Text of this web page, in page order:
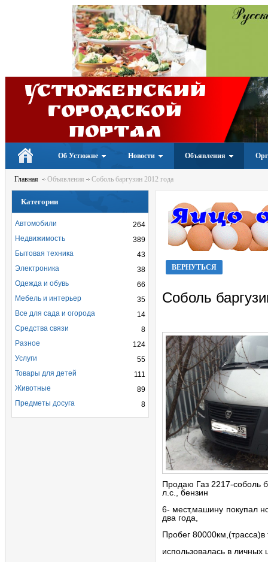
Устюженский
Городской
портал
Об Устюжне Новости Объявления
Главная Объявления Соболь баргузин 2012 года
ВЕРНУТЬСЯ
Соболь
Продаю Газ 2217-соболь
л.с., бензин
6- мест,машину покупал
два года,
Пробег
использовалась в личных
Категории
264
Автомобили
389
Недвижимость
43
Бытовая техника
38
Электроника
66
Одежда и обувь
35
Мебель и интерьер
14
Все для сада и огорода
8
Средства связи
124
Разное
55
Услуги
111
Товары для детей
89
Животные
8
Предметы досуга